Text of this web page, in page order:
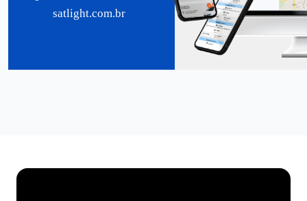
satlight.com.br